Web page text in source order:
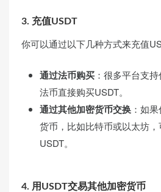
3. 充值USDT
你可以通过以下几种方式来充值
通过法币购买 ：很多平台支
法币直接购买USDT。
通过其他加密货币交换 ：如
货币，比如比特币或以太坊
USDT。
4. 用USDT交易其他加密货币